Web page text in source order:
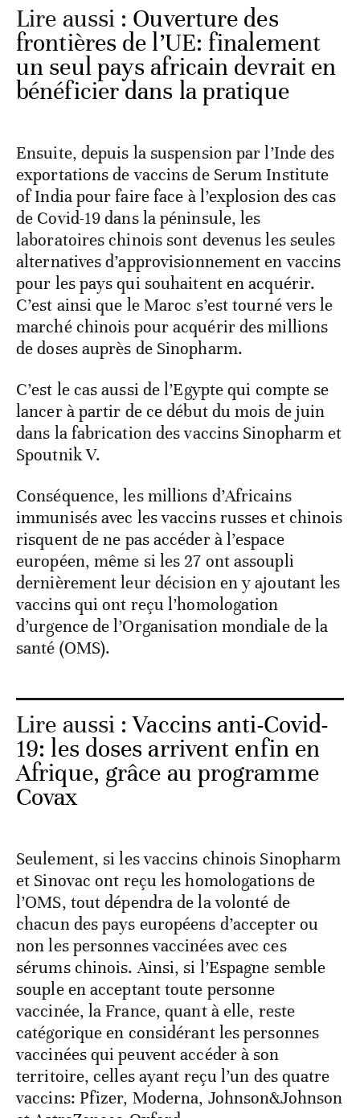
Lire aussi : Ouverture des
frontières de l’UE: finalement
un seul pays africain devrait en
bénéficier dans la pratique
Ensuite, depuis la suspension par l’Inde des
exportations de vaccins de Serum Institute
of India pour faire face à l’explosion des cas
de Covid-19 dans la péninsule, les
laboratoires chinois sont devenus les seules
alternatives d’approvisionnement en vaccins
pour les pays qui souhaitent en acquérir.
C’est ainsi que le Maroc s’est tourné vers le
marché chinois pour acquérir des millions
de doses auprès de Sinopharm.
C’est le cas aussi de l’Egypte qui compte se
lancer à partir de ce début du mois de juin
dans la fabrication des vaccins Sinopharm et
Spoutnik V.
Conséquence, les millions d’Africains
immunisés avec les vaccins russes et chinois
risquent de ne pas accéder à l’espace
européen, même si les 27 ont assoupli
dernièrement leur décision en y ajoutant les
vaccins qui ont reçu l’homologation
d’urgence de l’Organisation mondiale de la
santé (OMS).
Lire aussi :Vaccins anti-Covid-
19: les doses arrivent enfin en
Afrique, grâce au programme
Covax
Seulement, si les vaccins chinois Sinopharm
et Sinovac ont reçu les homologations de
l’OMS, tout dépendra de la volonté de
chacun des pays européens d’accepter ou
non les personnes vaccinées avec ces
sérums chinois. Ainsi, si l’Espagne semble
souple en acceptant toute personne
vaccinée, la France, quant à elle, reste
catégorique en considérant les personnes
vaccinées qui peuvent accéder à son
territoire, celles ayant reçu l’un des quatre
vaccins: Pfizer, Moderna, Johnson&Johnson